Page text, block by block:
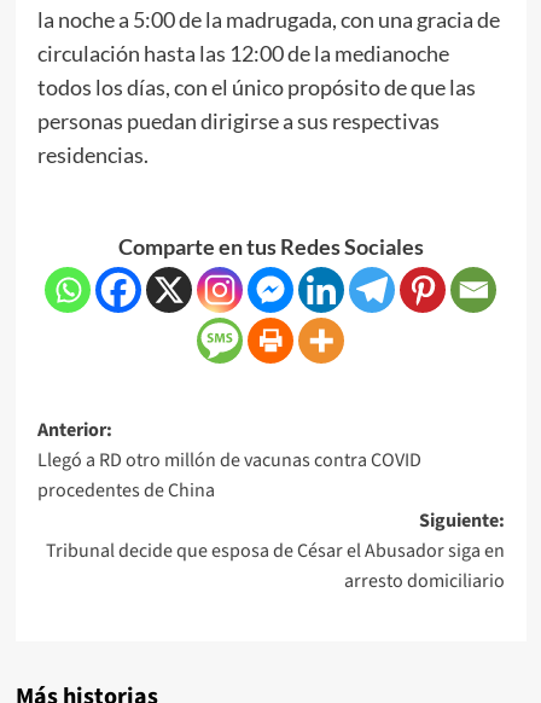
la noche a 5:00 de la madrugada, con una gracia de
circulación hasta las 12:00 de la medianoche
todos los días, con el único propósito de que las
personas puedan dirigirse a sus respectivas
residencias.
Comparte en tus Redes Sociales
Anterior:
Llegó a RD otro millón de vacunas contra COVID
procedentes de China
Siguiente:
Tribunal decide que esposa de César el Abusador siga en
arresto domiciliario